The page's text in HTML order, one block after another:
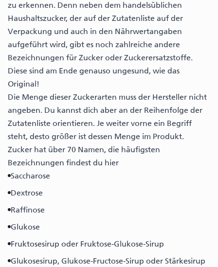
zu erkennen. Denn neben dem handelsüblichen
Haushaltszucker, der auf der Zutatenliste auf der
Verpackung und auch in den Nährwertangaben
aufgeführt wird, gibt es noch zahlreiche andere
Bezeichnungen für Zucker oder Zuckerersatzstoffe.
Diese sind am Ende genauso ungesund, wie das
Original!
Die Menge dieser Zuckerarten muss der Hersteller nicht
angeben. Du kannst dich aber an der Reihenfolge der
Zutatenliste orientieren. Je weiter vorne ein Begriff
steht, desto größer ist dessen Menge im Produkt.
Zucker hat über 70 Namen, die häufigsten
Bezeichnungen findest du hier
Saccharose
Dextrose
Raffinose
Glukose
Fruktosesirup oder Fruktose-Glukose-Sirup
Glukosesirup, Glukose-Fructose-Sirup oder Stärkesirup